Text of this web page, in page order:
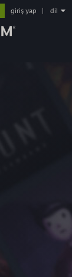
giriş yap dil